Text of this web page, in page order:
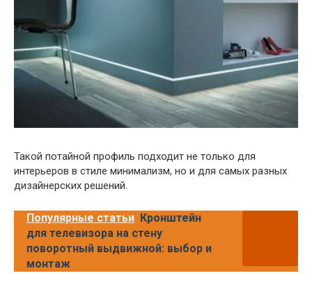
Такой потайной профиль подходит не только для
интерьеров в стиле минимализм, но и для самых разных
дизайнерских решений.
Популярные статьи Кронштейн
для телевизора на стену
поворотный выдвижной: выбор и
монтаж